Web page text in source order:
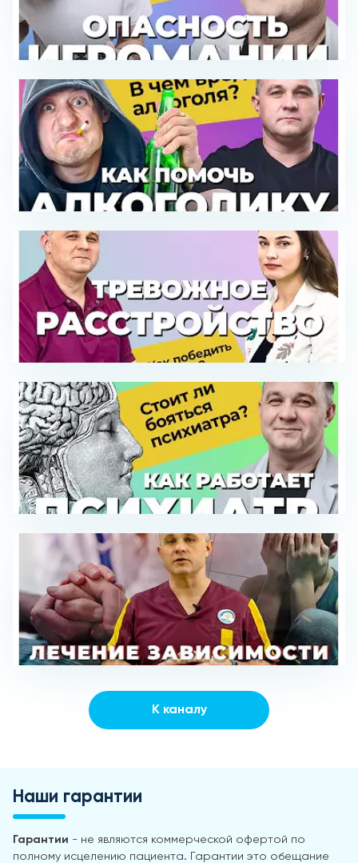
К каналу
Наши гарантии
Гарантии - не являются коммерческой офертой по
полному исцелению пациента. Гарантии это обещание